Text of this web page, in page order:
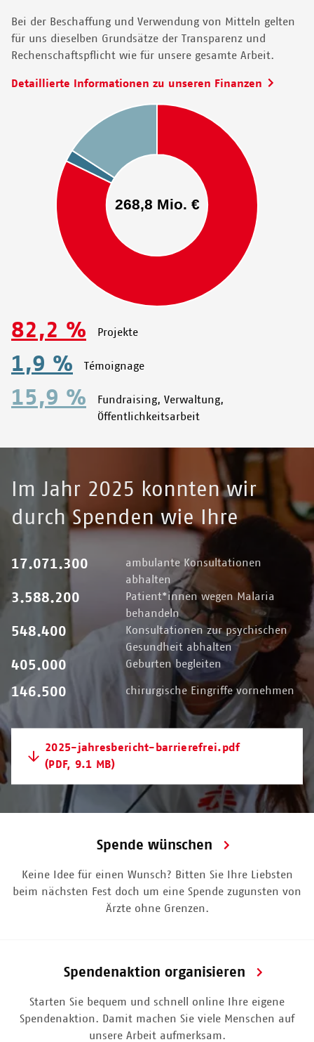
Bei der Beschaffung und Verwendung von Mitteln gelten
für uns dieselben Grundsätze der Transparenz und
Rechenschaftspflicht wie für unsere gesamte Arbeit.
Detaillierte Informationen zu unseren Finanzen
82,2 % Projekte
1,9 % Témoignage
15,9 %
Fundraising, Verwaltung,
Öffentlichkeitsarbeit
Im Jahr 2025 konnten wir
durch Spenden wie Ihre
17.071.300
ambulante Konsultationen
abhalten
3.588.200
Patient*innen wegen Malaria
behandeln
548.400
Konsultationen zur psychischen
Gesundheit abhalten
405.000 Geburten begleiten
146.500 chirurgische Eingriffe vornehmen
2025-jahresbericht-barrierefrei.pdf
(PDF, 9.1 MB)
Spende wünschen
Keine Idee für einen Wunsch? Bitten Sie Ihre Liebsten
beim nächsten Fest doch um eine Spende zugunsten von
Ärzte ohne Grenzen.
Spendenaktion organisieren
Starten Sie bequem und schnell online Ihre eigene
Spendenaktion. Damit machen Sie viele Menschen auf
unsere Arbeit aufmerksam.